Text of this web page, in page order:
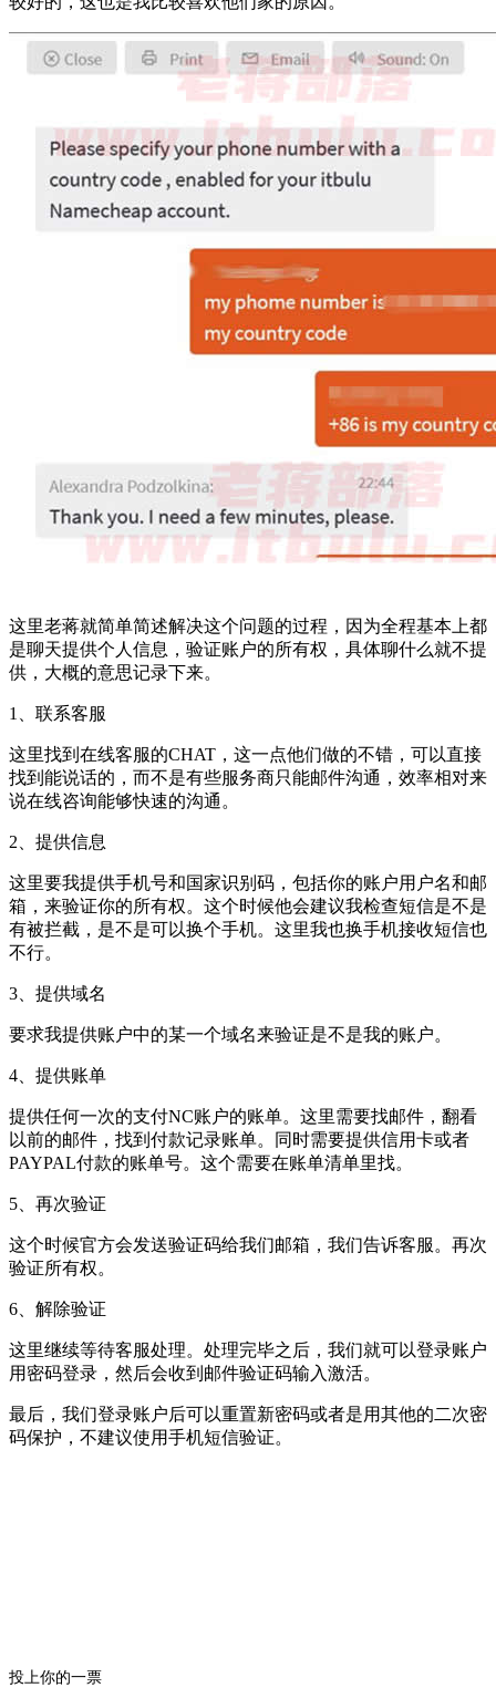
这里老蒋就简单简述解决这个问题的过程，因为全程基本上都
是聊天提供个人信息，验证账户的所有权，具体聊什么就不提
供，大概的意思记录下来。
1、联系客服
这里找到在线客服的CHAT，这一点他们做的不错，可以直接
找到能说话的，而不是有些服务商只能邮件沟通，效率相对来
说在线咨询能够快速的沟通。
2、提供信息
这里要我提供手机号和国家识别码，包括你的账户用户名和邮
箱，来验证你的所有权。这个时候他会建议我检查短信是不是
有被拦截，是不是可以换个手机。这里我也换手机接收短信也
不行。
3、提供域名
要求我提供账户中的某一个域名来验证是不是我的账户。
4、提供账单
提供任何一次的支付NC账户的账单。这里需要找邮件，翻看
以前的邮件，找到付款记录账单。同时需要提供信用卡或者
PAYPAL付款的账单号。这个需要在账单清单里找。
5、再次验证
这个时候官方会发送验证码给我们邮箱，我们告诉客服。再次
验证所有权。
6、解除验证
这里继续等待客服处理。处理完毕之后，我们就可以登录账户
用密码登录，然后会收到邮件验证码输入激活。
最后，我们登录账户后可以重置新密码或者是用其他的二次密
码保护，不建议使用手机短信验证。
投上你的一票